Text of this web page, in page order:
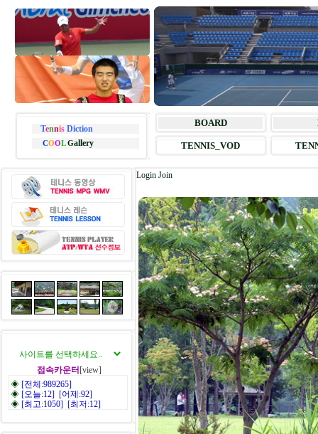
TennisDiction
COOLGallery
BOARD
TENNIS_VOD
접속카운터 [view]
◈ [전체:989265]
◈ [오늘:12] [어제:92]
◈ [최고:1050] [최저:12]
Login Join